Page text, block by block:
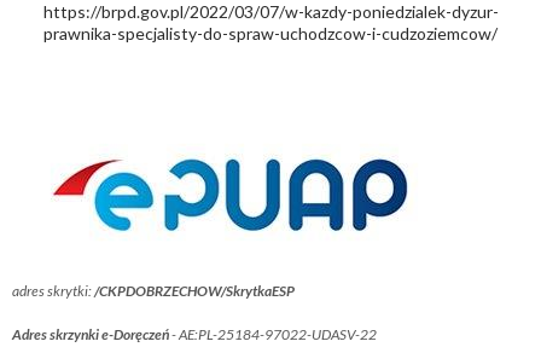
https://brpd.gov.pl/2022/03/07/w-kazdy-poniedzialek-dyzur-
prawnika-specjalisty-do-spraw-uchodzcow-i-cudzoziemcow/
adres skrytki:/CKPDOBRZECHOW/SkrytkaESP
Adres skrzynki e-Doręczeń- AE:PL-25184-97022-UDASV-22